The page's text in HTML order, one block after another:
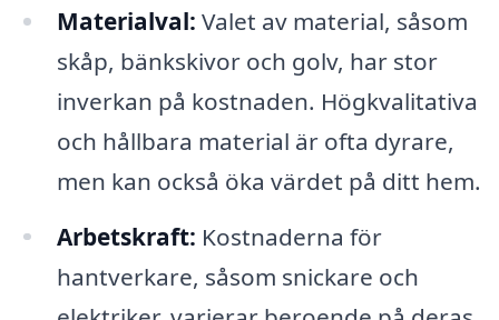
Materialval: Valet av material, såsom
skåp, bänkskivor och golv, har stor
inverkan på kostnaden. Högkvalitativa
och hållbara material är ofta dyrare,
men kan också öka värdet på ditt hem.
Arbetskraft: Kostnaderna för
hantverkare, såsom snickare och